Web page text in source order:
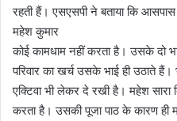
रहती हैं। एसएसपी ने बताया कि
महेश कुमार
कोई कामधाम नहीं करता है। उसके दो
परिवार का खर्च उसके भाई ही उठाते
एक्टिवा भी लेकर दे रखी है। महेश सारा
करता है। उसकी पूजा पाठ के कारण ही